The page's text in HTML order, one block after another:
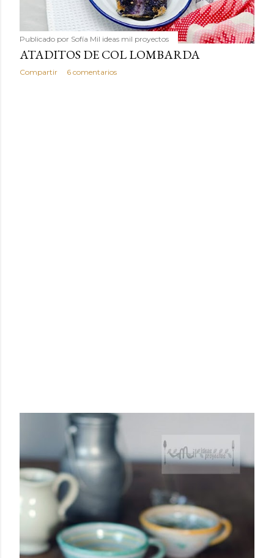
Publicado por Sofía Mil ideas mil proyectos
ATADITOS DE COL LOMBARDA
Compartir 6 comentarios